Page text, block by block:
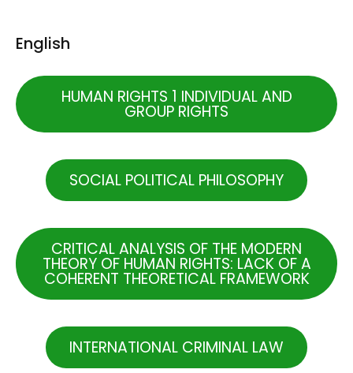
English
HUMAN RIGHTS 1 INDIVIDUAL AND
GROUP RIGHTS
SOCIAL POLITICAL PHILOSOPHY
CRITICAL ANALYSIS OF THE MODERN
THEORY OF HUMAN RIGHTS: LACK OF A
COHERENT THEORETICAL FRAMEWORK
INTERNATIONAL CRIMINAL LAW